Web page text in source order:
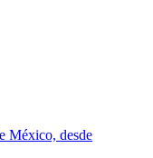
México, desde